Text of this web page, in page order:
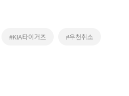
#KIA타이거즈 #우천취소